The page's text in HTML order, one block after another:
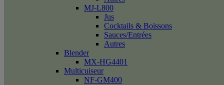
MJ-L800
Jus
Cocktails & Boissons
Sauces/Entrées
Autres
Blender
MX-HG4401
Multicuiseur
NF-GM400